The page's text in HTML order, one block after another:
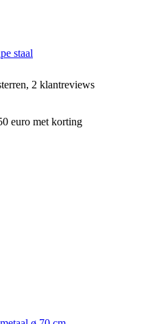
staal
2 klantreviews
euro met korting